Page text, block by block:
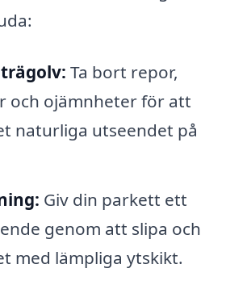
Ta bort repor,
och ojämnheter för att
naturliga utseendet på
Giv din parkett ett
genom att slipa och
med lämpliga ytskikt.